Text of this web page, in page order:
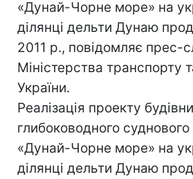
«Дунай-Чорне море» на
ділянці дельти Дунаю
2011 р., повідомляє прес-
Міністерства транспорту
України.
Реалізація проекту
глибоководного
«Дунай-Чорне море» на
ділянці дельти Дунаю